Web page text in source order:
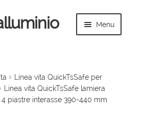
Menu
Linea vita QuickTsSafe per
Linea vita QuickTsSafe lamiera
piastre interasse 390-440 mm